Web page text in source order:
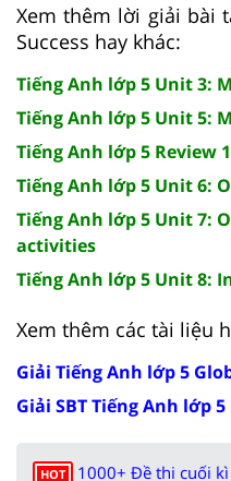
Xem thêm lời giải bài
Success hay khác:
Tiếng Anh lớp 5 Unit 3:
Tiếng Anh lớp 5 Unit 5:
Tiếng Anh lớp 5 Review
Tiếng Anh lớp 5 Unit 6:
Tiếng Anh lớp 5 Unit 7:
activities
Tiếng Anh lớp 5 Unit 8:
Xem thêm các tài liệu
Giải Tiếng Anh lớp 5
Giải SBT Tiếng Anh lớp
HOT 1000+ Đề thi cuối